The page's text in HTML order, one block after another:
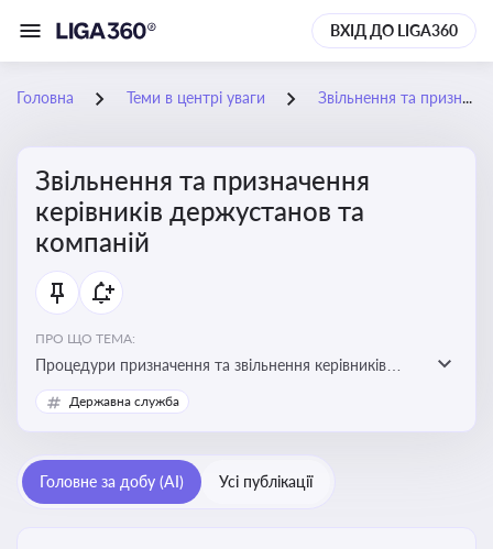
ВХІД ДО LIGA360
Головна Теми в центрі уваги Звільнення та призначення керівників держустанов та компаній
Звільнення та призначення
керівників держустанов та
компаній
ПРО ЩО ТЕМА:
Процедури призначення та звільнення керівників
установ та підприємств
Державна служба
Головне за добу (AI) Усі публікації